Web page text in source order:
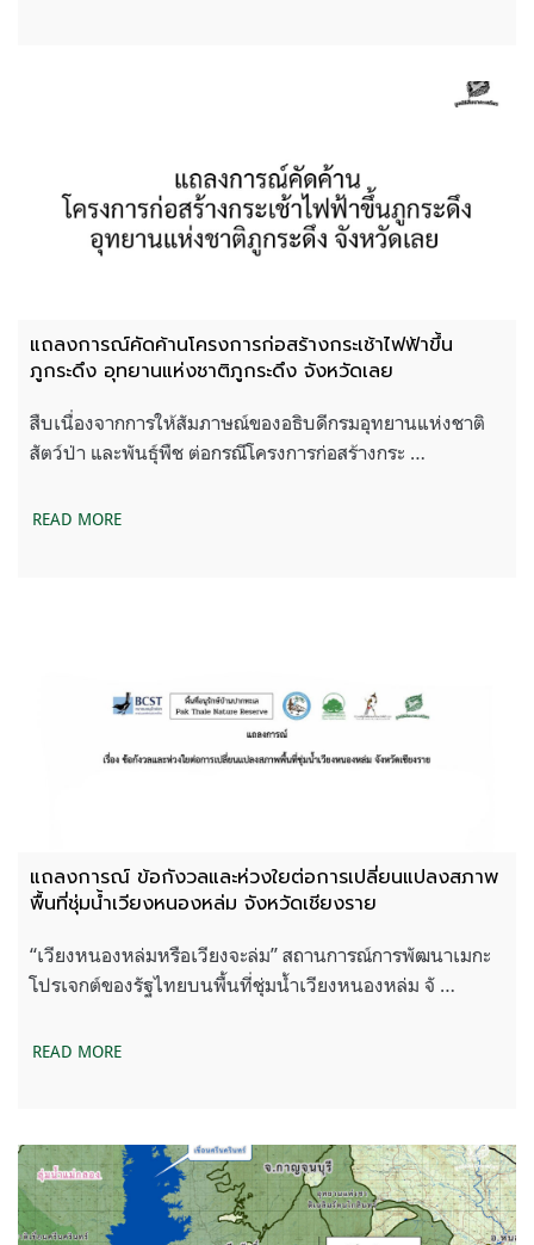
แถลงการณ์คัดค้านโครงการก่อสร้างกระเช้าไฟฟ้าขึ้น
ภูกระดึง อุทยานแห่งชาติภูกระดึง จังหวัดเลย
สืบเนื่องจากการให้สัมภาษณ์ของอธิบดีกรมอุทยานแห่งชาติ
สัตว์ป่า และพันธุ์พืช ต่อกรณีโครงการก่อสร้างกระ …
READ MORE
แถลงการณ์ ข้อกังวลและห่วงใยต่อการเปลี่ยนแปลงสภาพ
พื้นที่ชุ่มน้ำเวียงหนองหล่ม จังหวัดเชียงราย
“เวียงหนองหล่มหรือเวียงจะล่ม” สถานการณ์การพัฒนาเมกะ
โปรเจกต์ของรัฐไทยบนพื้นที่ชุ่มน้ำเวียงหนองหล่ม จั …
READ MORE